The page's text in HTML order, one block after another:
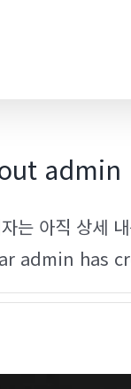
admin
는 아직 상세
admin has